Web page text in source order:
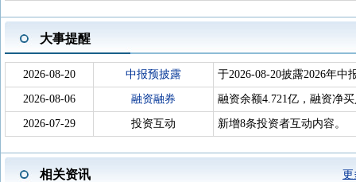
大事提醒
2026-08-20 中报预披露 于2026-08-20披露2026年中
2026-08-06 融资融券 融资余额4.721亿，融资净
2026-07-29 投资互动 新增8条投资者互动内容。
相关资讯 更